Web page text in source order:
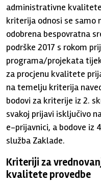
administrativne
kriterija odnosi se samo
odobrena bespovratna
podrške 2017 s rokom
programa/projekata
za procjenu kvalitete
na temelju kriterija
bodovi za kriterije iz 2.
svakoj prijavi isključivo
e-prijavnici, a bodove iz
služba Zaklade.
Kriteriji za
kvalitete provedbe